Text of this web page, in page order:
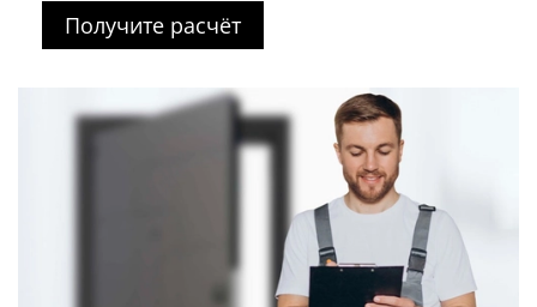
Получите расчёт